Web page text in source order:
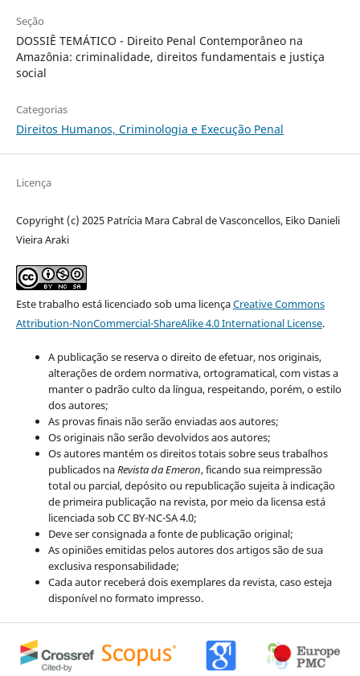
Seção
DOSSIÊ TEMÁTICO - Direito Penal Contemporâneo na
Amazônia: criminalidade, direitos fundamentais e justiça
social
Categorias
Direitos Humanos, Criminologia e Execução Penal
Licença
Copyright (c) 2025 Patrícia Mara Cabral de Vasconcellos, Eiko Danieli
Vieira Araki
Este trabalho está licenciado sob uma licençaCreative Commons
Attribution-NonCommercial-ShareAlike 4.0 International License.
A publicação se reserva o direito de efetuar, nos originais,
alterações de ordem normativa, ortogramatical, com vistas a
manter o padrão culto da língua, respeitando, porém, o estilo
dos autores;
As provas finais não serão enviadas aos autores;
Os originais não serão devolvidos aos autores;
Os autores mantém os direitos totais sobre seus trabalhos
publicados naRevista da Emeron, ficando sua reimpressão
total ou parcial, depósito ou republicação sujeita à indicação
de primeira publicação na revista, por meio da licensa está
licenciada sob CC BY-NC-SA 4.0;
Deve ser consignada a fonte de publicação original;
As opiniões emitidas pelos autores dos artigos são de sua
exclusiva responsabilidade;
Cada autor receberá dois exemplares da revista, caso esteja
disponível no formato impresso.